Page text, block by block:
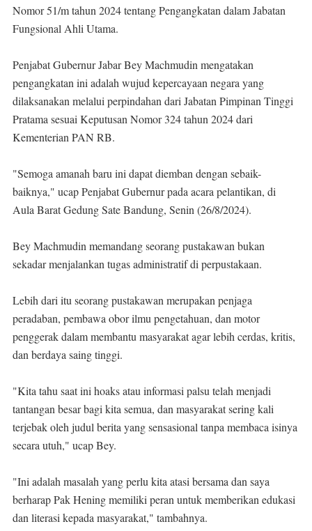
Nomor 51/m tahun 2024 tentang Pengangkatan dalam Jabatan
Fungsional Ahli Utama.
Penjabat Gubernur Jabar Bey Machmudin mengatakan
pengangkatan ini adalah wujud kepercayaan negara yang
dilaksanakan melalui perpindahan dari Jabatan Pimpinan Tinggi
Pratama sesuai Keputusan Nomor 324 tahun 2024 dari
Kementerian PAN RB.
"Semoga amanah baru ini dapat diemban dengan sebaik-
baiknya," ucap Penjabat Gubernur pada acara pelantikan, di
Aula Barat Gedung Sate Bandung, Senin (26/8/2024).
Bey Machmudin memandang seorang pustakawan bukan
sekadar menjalankan tugas administratif di perpustakaan.
Lebih dari itu seorang pustakawan merupakan penjaga
peradaban, pembawa obor ilmu pengetahuan, dan motor
penggerak dalam membantu masyarakat agar lebih cerdas, kritis,
dan berdaya saing tinggi.
"Kita tahu saat ini hoaks atau informasi palsu telah menjadi
tantangan besar bagi kita semua, dan masyarakat sering kali
terjebak oleh judul berita yang sensasional tanpa membaca isinya
secara utuh," ucap Bey.
"Ini adalah masalah yang perlu kita atasi bersama dan saya
berharap Pak Hening memiliki peran untuk memberikan edukasi
dan literasi kepada masyarakat," tambahnya.